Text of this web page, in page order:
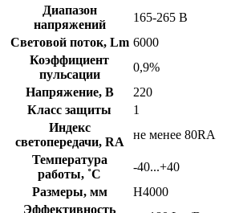
Диапазон
напряжений
165-265 В
Световой поток, Lm 6000
Коэффициент
пульсации
0,9%
Напряжение, В
220
Класс защиты
1
Индекс
светопередачи, RA
не менее 80RA
Температура
работы, ˚С
-40...+40
Размеры, мм
Н4000
Эффективность